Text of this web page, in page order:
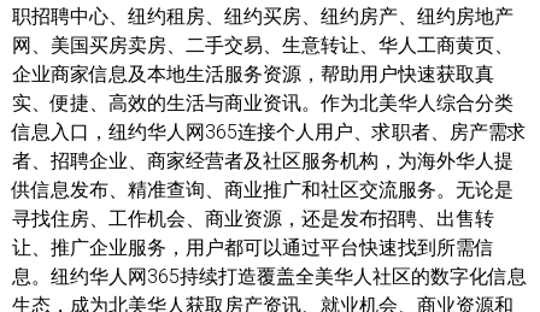
职招聘中心、纽约租房、纽约买房、纽约房产、纽约房地产
网、美国买房卖房、二手交易、生意转让、华人工商黄页、
企业商家信息及本地生活服务资源，帮助用户快速获取真
实、便捷、高效的生活与商业资讯。作为北美华人综合分类
信息入口，纽约华人网365连接个人用户、求职者、房产需求
者、招聘企业、商家经营者及社区服务机构，为海外华人提
供信息发布、精准查询、商业推广和社区交流服务。无论是
寻找住房、工作机会、商业资源，还是发布招聘、出售转
让、推广企业服务，用户都可以通过平台快速找到所需信
息。纽约华人网365持续打造覆盖全美华人社区的数字化信息
生态，成为北美华人获取房产资讯、就业机会、商业资源和